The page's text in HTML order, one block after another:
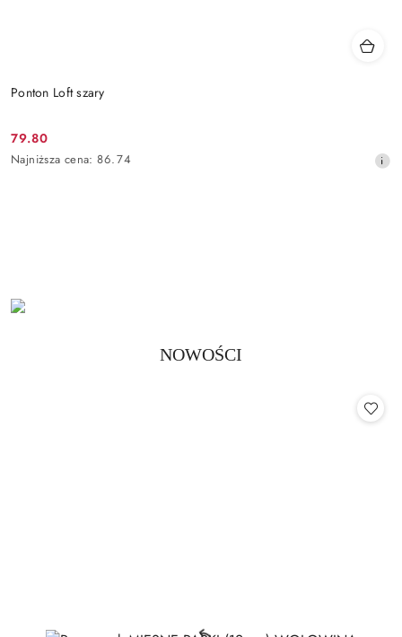
Ponton Loft szary
Cena
promocyjna:
79.80
Najniższa
Najniższa cena: 86.74
Pomiń karuzelę produktów
Produkty
NOWOŚCI